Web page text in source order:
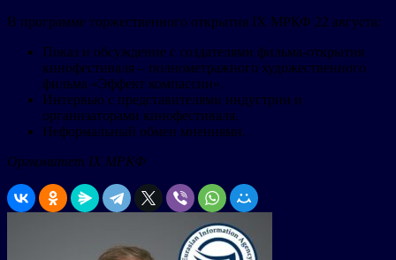
В программе торжественного открытия IX МРКФ 22 августа:
Показ и обсуждение с создателями фильма-открытия
кинофестиваля – полнометражного художественного
фильма «Эффект компассии».
Интервью с представителями индустрии и
организаторами кинофестиваля.
Неформальный обмен мнениями.
Оргкомитет IX МРКФ